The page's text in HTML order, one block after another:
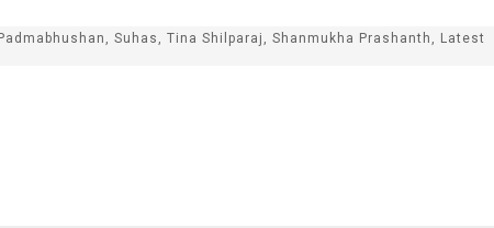
Suhas, Tina Shilparaj, Shanmukha Prashanth, Latest